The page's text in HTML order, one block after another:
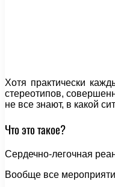
Хотя практически
стереотипов,
не все знают, в какой
Что это такое?
Сердечно-легочная
Вообще все